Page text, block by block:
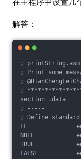
在主程序中设置几
解答：
; printString.asm
; Print some
;
;
section .data
; -----
; Define
LF
NULL
TRUE
FALSE